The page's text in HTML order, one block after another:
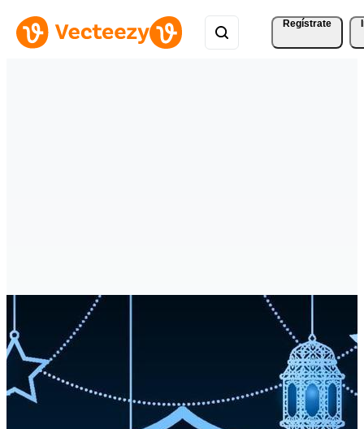
Regístrate